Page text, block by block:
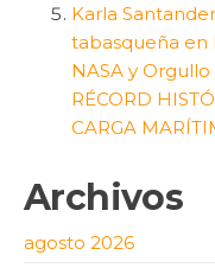
Karla
tabasqueña en
NASA y
RÉCORD
CARGA
Archivos
agosto 2026